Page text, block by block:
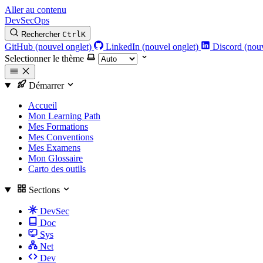
Aller au contenu
DevSecOps
Rechercher CtrlK
GitHub (nouvel onglet) LinkedIn (nouvel onglet) Discord
Selectionner le thème
Démarrer
Accueil
Mon Learning Path
Mes Formations
Mes Conventions
Mes Examens
Mon Glossaire
Carto des outils
Sections
DevSec
Doc
Sys
Net
Dev